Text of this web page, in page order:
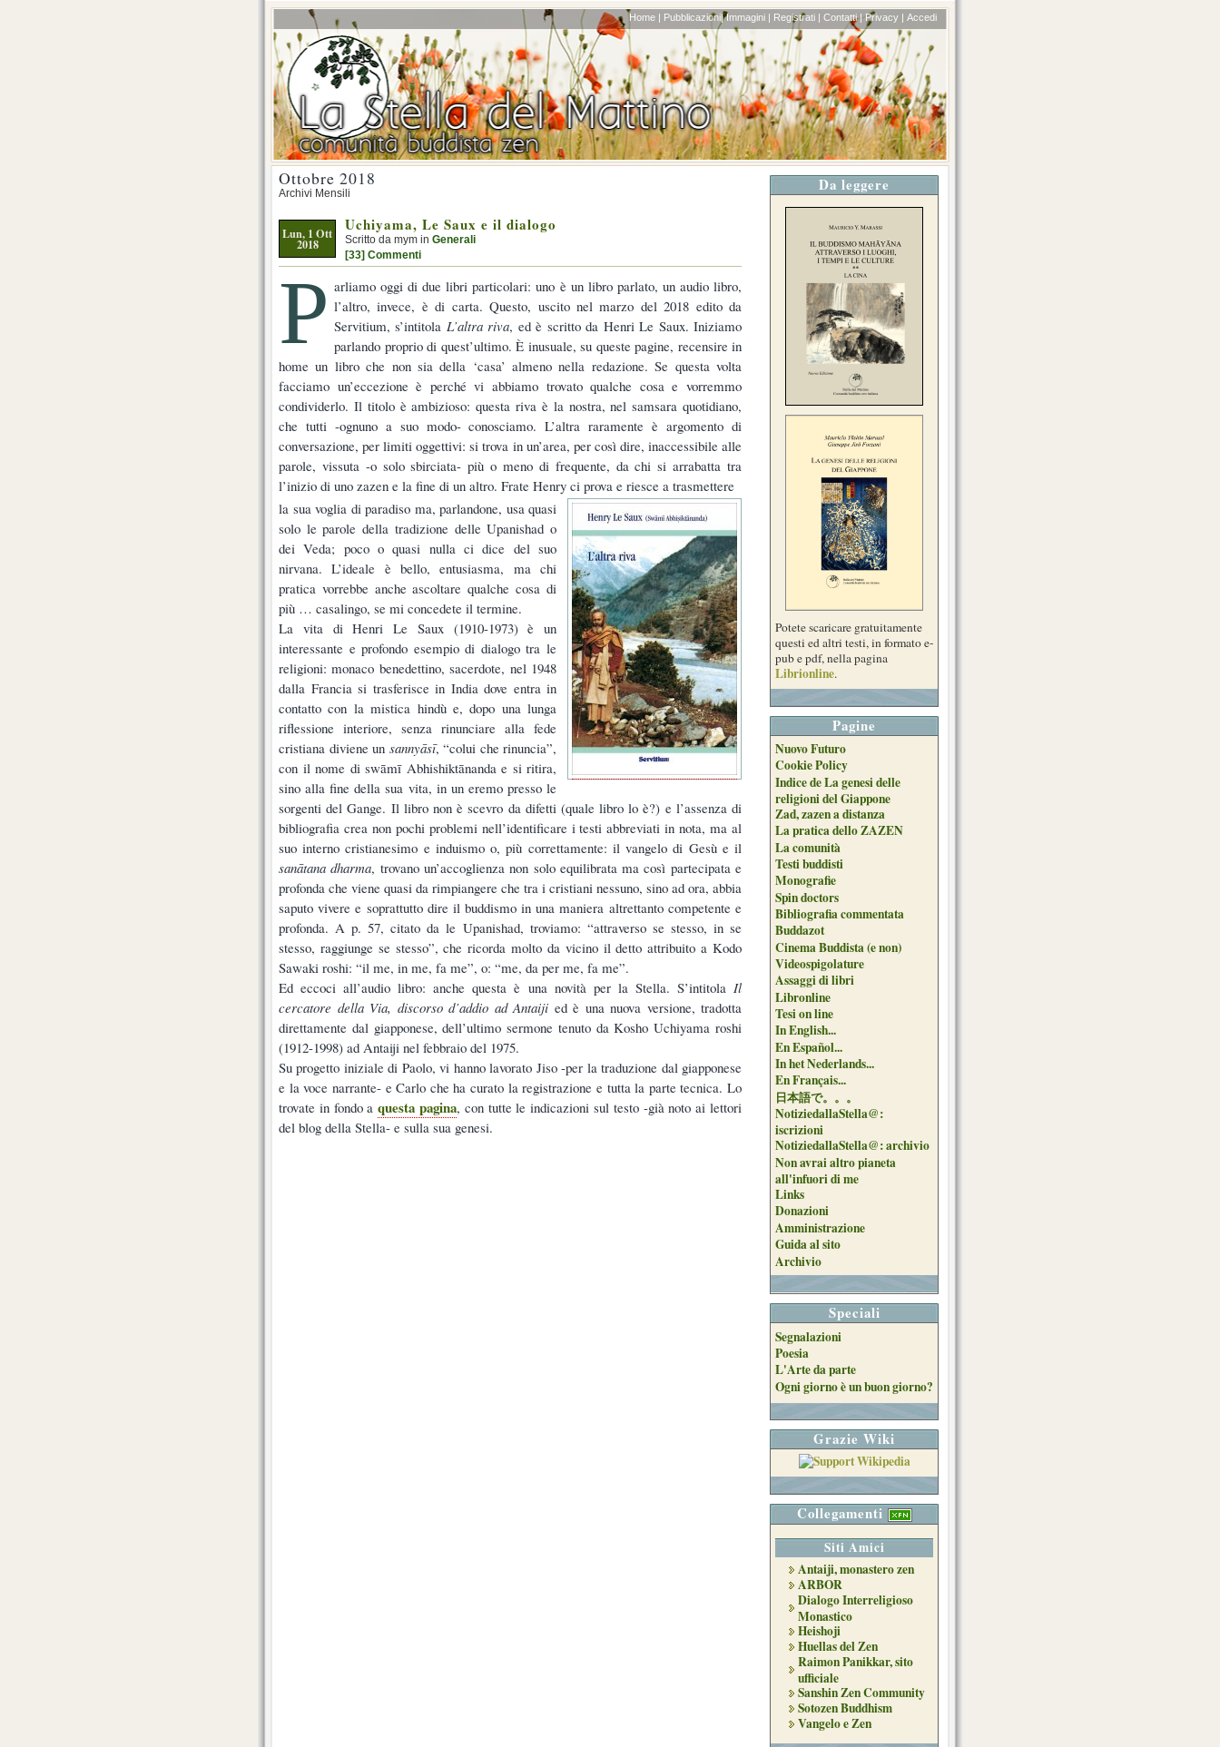
Home | Pubblicazioni| Immagini | Registrati | Contatti | Privacy | Accedi
Ottobre 2018
Archivi Mensili
Lun, 1 Ott
2018
Uchiyama, Le Saux e il dialogo
Scritto da mym in Generali
[33] Commenti
P arliamo oggi di due libri particolari: uno è un libro parlato, un audio libro,
l’altro, invece, è di carta. Questo, uscito nel marzo del 2018 edito da
Servitium, s’intitola L’altra riva, ed è scritto da Henri Le Saux. Iniziamo
parlando proprio di quest’ultimo. È inusuale, su queste pagine, recensire in
home un libro che non sia della ‘casa’ almeno nella redazione. Se questa volta
facciamo un’eccezione è perché vi abbiamo trovato qualche cosa e vorremmo
condividerlo. Il titolo è ambizioso: questa riva è la nostra, nel samsara quotidiano,
che tutti -ognuno a suo modo- conosciamo. L’altra raramente è argomento di
conversazione, per limiti oggettivi: si trova in un’area, per così dire, inaccessibile alle
parole, vissuta -o solo sbirciata- più o meno di frequente, da chi si arrabatta tra
l’inizio di uno zazen e la fine di un altro. Frate Henry ci prova e riesce a trasmettere
la sua voglia di paradiso ma, parlandone, usa quasi
solo le parole della tradizione delle Upanishad o
dei Veda; poco o quasi nulla ci dice del suo
nirvana. L’ideale è bello, entusiasma, ma chi
pratica vorrebbe anche ascoltare qualche cosa di
più … casalingo, se mi concedete il termine.
La vita di Henri Le Saux (1910-1973) è un
interessante e profondo esempio di dialogo tra le
religioni: monaco benedettino, sacerdote, nel 1948
dalla Francia si trasferisce in India dove entra in
contatto con la mistica hindù e, dopo una lunga
riflessione interiore, senza rinunciare alla fede
cristiana diviene un sannyāsī, “colui che rinuncia”,
con il nome di swāmī Abhishiktānanda e si ritira,
sino alla fine della sua vita, in un eremo presso le
sorgenti del Gange. Il libro non è scevro da difetti (quale libro lo è?) e l’assenza di
bibliografia crea non pochi problemi nell’identificare i testi abbreviati in nota, ma al
suo interno cristianesimo e induismo o, più correttamente: il vangelo di Gesù e il
sanātana dharma, trovano un’accoglienza non solo equilibrata ma così partecipata e
profonda che viene quasi da rimpiangere che tra i cristiani nessuno, sino ad ora, abbia
saputo vivere e soprattutto dire il buddismo in una maniera altrettanto competente e
profonda. A p. 57, citato da le Upanishad, troviamo: “attraverso se stesso, in se
stesso, raggiunge se stesso”, che ricorda molto da vicino il detto attribuito a Kodo
Sawaki roshi: “il me, in me, fa me”, o: “me, da per me, fa me”.
Ed eccoci all’audio libro: anche questa è una novità per la Stella. S’intitola Il
cercatore della Via, discorso d’addio ad Antaiji ed è una nuova versione, tradotta
direttamente dal giapponese, dell’ultimo sermone tenuto da Kosho Uchiyama roshi
(1912-1998) ad Antaiji nel febbraio del 1975.
Su progetto iniziale di Paolo, vi hanno lavorato Jiso -per la traduzione dal giapponese
e la voce narrante- e Carlo che ha curato la registrazione e tutta la parte tecnica. Lo
trovate in fondo aquesta pagina, con tutte le indicazioni sul testo -già noto ai lettori
del blog della Stella- e sulla sua genesi.
Da leggere
Potete scaricare gratuitamente
questi ed altri testi, in formato e-
pub e pdf, nella pagina
Librionline.
Pagine
Nuovo Futuro
Cookie Policy
Indice de La genesi delle
religioni del Giappone
Zad, zazen a distanza
La pratica dello ZAZEN
La comunità
Testi buddisti
Monografie
Spin doctors
Bibliografia commentata
Buddazot
Cinema Buddista (e non)
Videospigolature
Assaggi di libri
Libronline
Tesi on line
In English...
En Español...
In het Nederlands...
En Français...
日本語で。。。
NotiziedallaStella@:
iscrizioni
NotiziedallaStella@: archivio
Non avrai altro pianeta
all'infuori di me
Links
Donazioni
Amministrazione
Guida al sito
Archivio
Speciali
Segnalazioni
Poesia
L'Arte da parte
Ogni giorno è un buon giorno?
Grazie Wiki
Collegamenti
Siti Amici
Antaiji, monastero zen
ARBOR
Dialogo Interreligioso
Monastico
Heishoji
Huellas del Zen
Raimon Panikkar, sito
ufficiale
Sanshin Zen Community
Sotozen Buddhism
Vangelo e Zen